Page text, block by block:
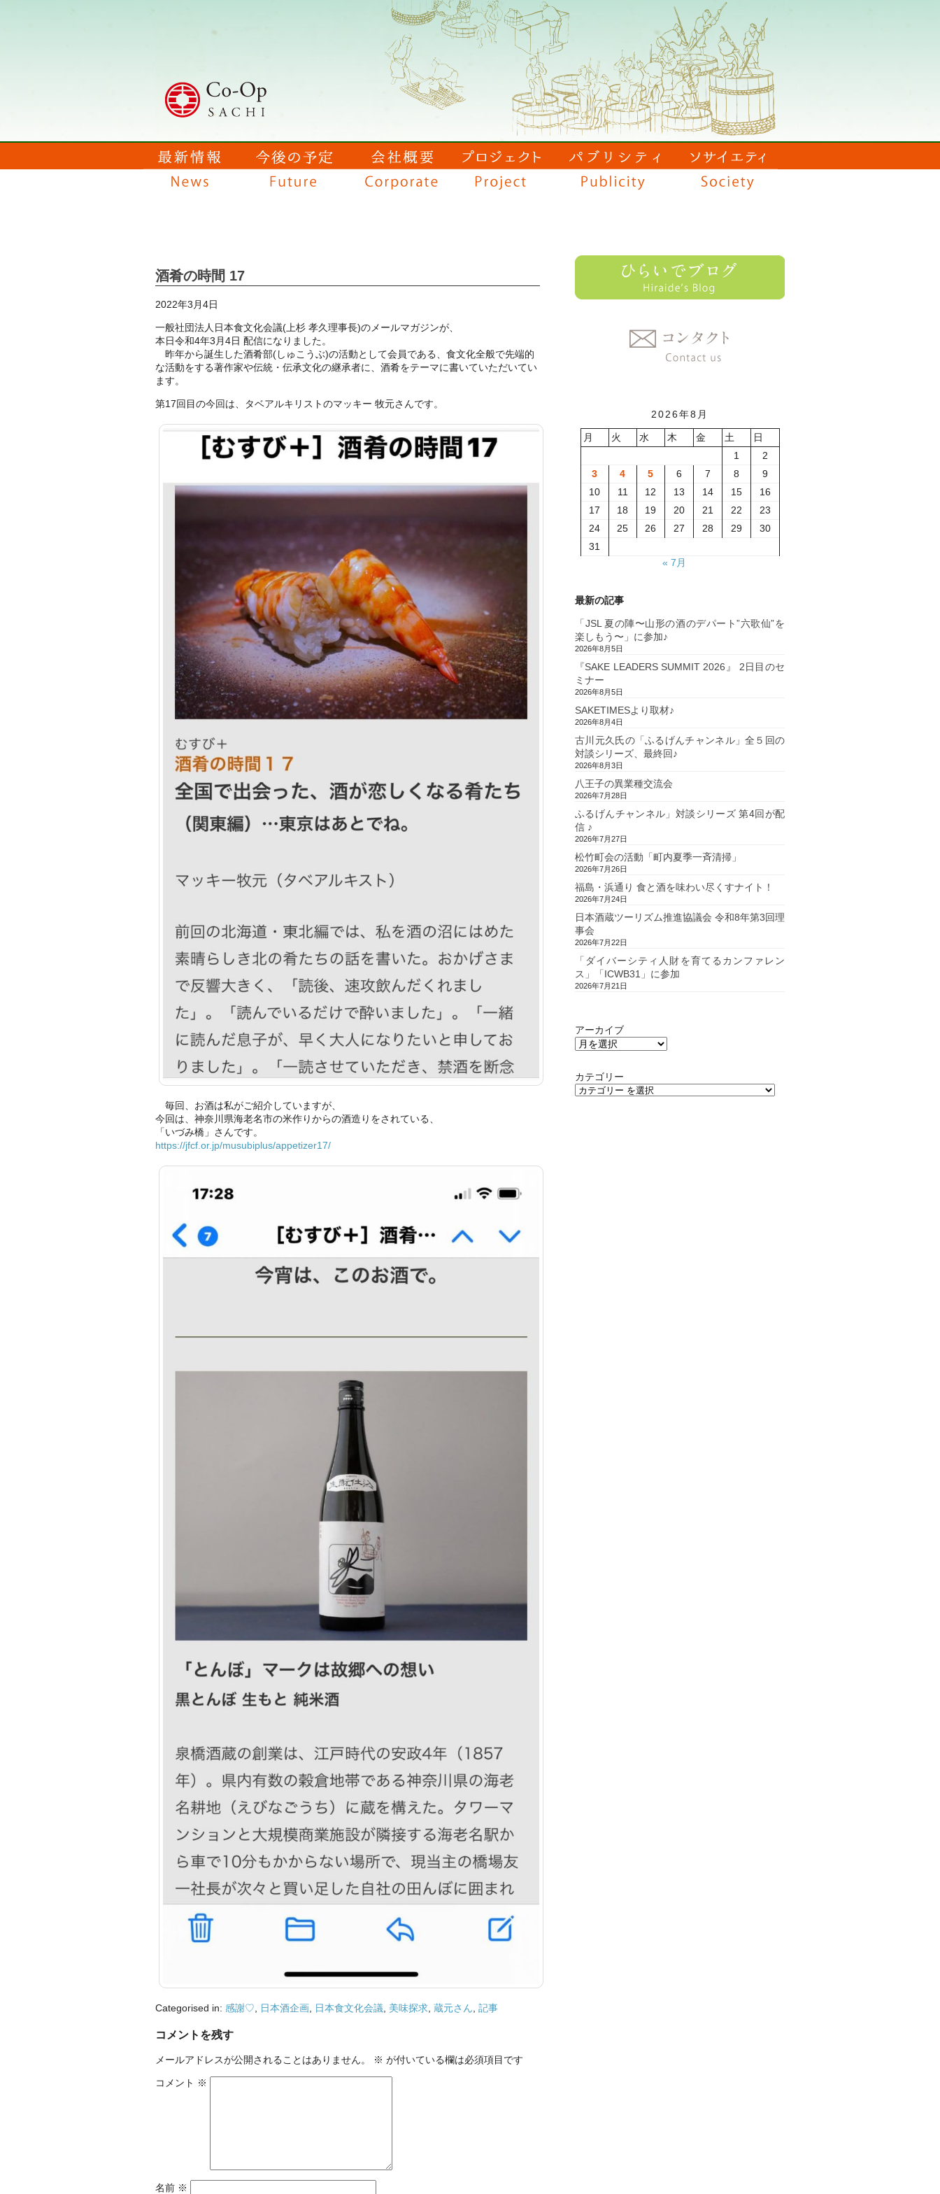
酒肴の時間 17
2022年3月4日
一般社団法人日本食文化会議(上杉 孝久理事長)のメールマガジンが、
本日令和4年3月4日 配信になりました。
昨年から誕生した酒肴部(しゅこうぶ)の活動として会員である、食文化全般で先端的
な活動をする著作家や伝統・伝承文化の継承者に、酒肴をテーマに書いていただいてい
ます。
第17回目の今回は、タベアルキリストのマッキー 牧元さんです。
毎回、お酒は私がご紹介していますが、
今回は、神奈川県海老名市の米作りからの酒造りをされている、
「いづみ橋」さんです。
https://jfcf.or.jp/musubiplus/appetizer17/
Categorised in: 感謝♡, 日本酒企画, 日本食文化会議, 美味探求, 蔵元さん, 記事
コメントを残す
メールアドレスが公開されることはありません。 ※ が付いている欄は必須項目です
コメント ※
名前 ※
2026年8月
月 火 水 木 金 土
日
1
2
3
4 5 6 7 8
9
10
11 12 13 14 15
16
17
18 19 20 21 22
23
24
25 26 27 28 29
30
31
« 7月
最新の記事
「JSL 夏の陣〜山形の酒のデパート”六歌仙”を
楽しもう〜」に参加♪
2026年8月5日
『SAKE LEADERS SUMMIT 2026』 2日目のセ
ミナー
2026年8月5日
SAKETIMESより取材♪
2026年8月4日
古川元久氏の「ふるげんチャンネル」全５回の
対談シリーズ、最終回♪
2026年8月3日
八王子の異業種交流会
2026年7月28日
ふるげんチャンネル」対談シリーズ 第4回が配
信 ♪
2026年7月27日
松竹町会の活動「町内夏季一斉清掃」
2026年7月26日
福島・浜通り 食と酒を味わい尽くすナイト！
2026年7月24日
日本酒蔵ツーリズム推進協議会 令和8年第3回理
事会
2026年7月22日
「ダイバーシティ人財を育てるカンファレン
ス」「ICWB31」に参加
2026年7月21日
アーカイブ
カテゴリー